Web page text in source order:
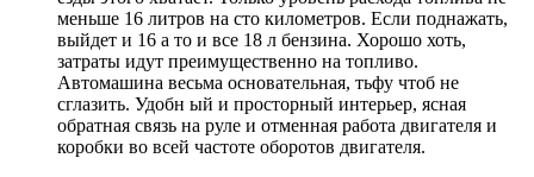
меньше 16 литров на сто километров. Если поднажать,
выйдет и 16 а то и все 18 л бензина. Хорошо хоть,
затраты идут преимущественно на топливо.
Автомашина весьма основательная, тьфу чтоб не
сглазить. Удобн ый и просторный интерьер, ясная
обратная связь на руле и отменная работа двигателя и
коробки во всей частоте оборотов двигателя.